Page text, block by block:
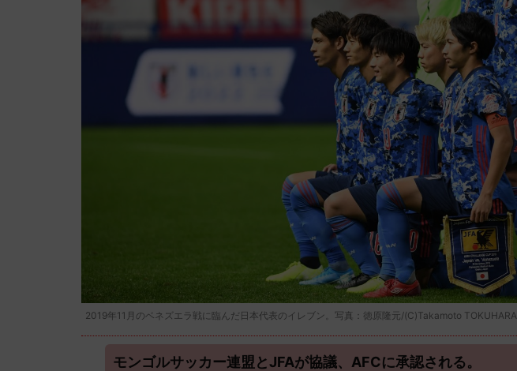
2019年11月のベネズエラ戦に臨んだ日本代表のイレブン。写真：徳原隆元/(C)Takamoto TOKUHARA
モンゴルサッカー連盟とJFAが協議、AFCに承認される。